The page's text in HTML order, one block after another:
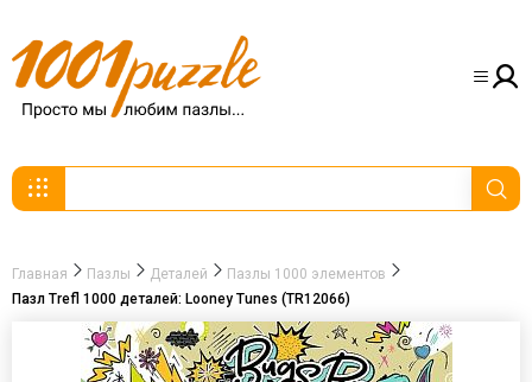
Главная Пазлы Деталей
Пазлы 1000 элементов
Пазл Trefl 1000 деталей: Looney Tunes (TR12066)